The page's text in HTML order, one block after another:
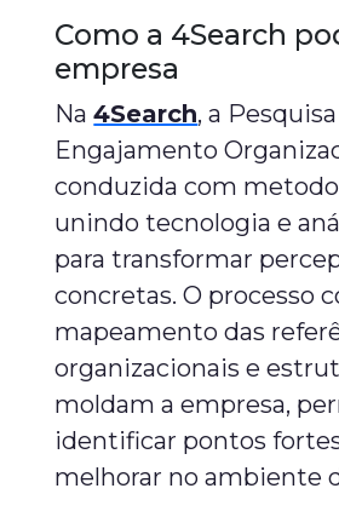
Como a 4Search
empresa
Na4Search, a
Engajamento
conduzida com
unindo tecnologia e
para transformar
concretas. O processo
mapeamento das
organizacionais e
moldam a empresa,
identificar pontos
melhorar no ambiente